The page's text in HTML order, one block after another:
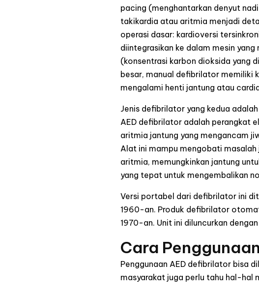
pacing (menghantarkan denyut
takikardia atau aritmia menjadi
operasi dasar: kardioversi
diintegrasikan ke dalam mesin
(konsentrasi karbon dioksida yang
besar, manual defibrilator memiliki
mengalami henti jantung atau
Jenis defibrilator yang kedua
AED defibrilator adalah perangkat
aritmia jantung yang mengancam
Alat ini mampu mengobati
aritmia, memungkinkan jantung
yang tepat untuk mengembalikan
Versi portabel dari defibrilator ini
1960-an. Produk defibrilator
1970-an. Unit ini diluncurkan
Cara
Penggunaan AED defibrilator bisa
masyarakat juga perlu tahu hal-hal